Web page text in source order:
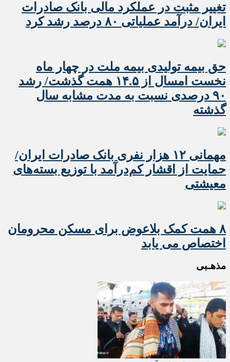
تغییر مثبت در عملکرد مالی بانک صادرات
ایران/ درآمد عملیاتی ۸۰ درصد رشد کرد
حق بیمه تولیدی بیمه ملت در چهار ماه
نخست امسال از ۱۴.۵ همت گذشت/ رشد
۹۰ درصدی نسبت به مدت مشابه سال
گذشته
مهمانی ۱۲ هزار نفری بانک صادرات ایران/
حمایت از اقشار کم‌درآمد با توزیع بسته‌های
معیشتی
۸ همت کمک بلاعوض برای مسکن محرومان
اختصاص می یابد
مذهـبی